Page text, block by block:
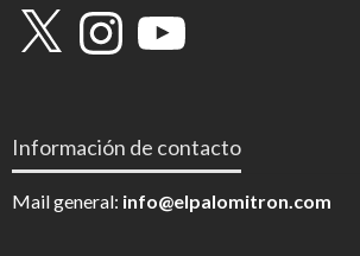
X InstagramYouTube
Información de contacto
Mail general: info@elpalomitron.com